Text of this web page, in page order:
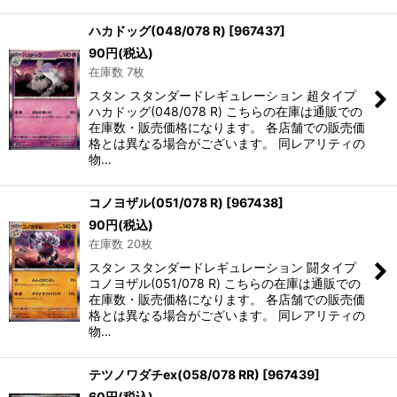
ハカドッグ(048/078 R) [967437]
90円(税込)
在庫数 7枚
スタン スタンダードレギュレーション 超タイプ
ハカドッグ(048/078 R) こちらの在庫は通販での
在庫数・販売価格になります。 各店舗での販売価
格とは異なる場合がございます。 同レアリティの
物…
コノヨザル(051/078 R) [967438]
90円(税込)
在庫数 20枚
スタン スタンダードレギュレーション 闘タイプ
コノヨザル(051/078 R) こちらの在庫は通販での
在庫数・販売価格になります。 各店舗での販売価
格とは異なる場合がございます。 同レアリティの
物…
テツノワダチex(058/078 RR) [967439]